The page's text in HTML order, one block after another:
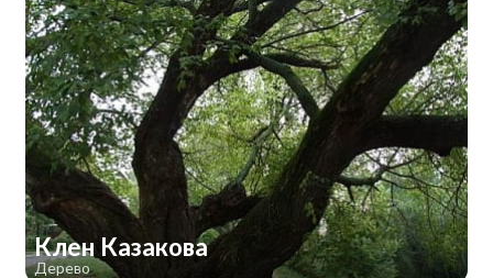
Клен Казакова
Дерево